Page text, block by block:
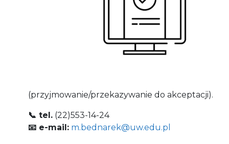
(przyjmowanie/przekazywanie do akceptacji).
📞 tel. (22)553-14-24
📧 e-mail: m.bednarek@uw.edu.pl